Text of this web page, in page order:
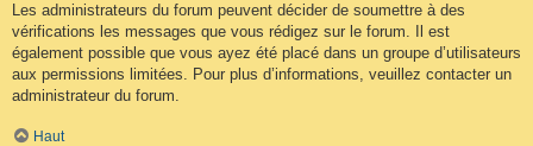
Les administrateurs du forum peuvent décider de soumettre à des
vérifications les messages que vous rédigez sur le forum. Il est
également possible que vous ayez été placé dans un groupe d’utilisateurs
aux permissions limitées. Pour plus d’informations, veuillez contacter un
administrateur du forum.
Haut